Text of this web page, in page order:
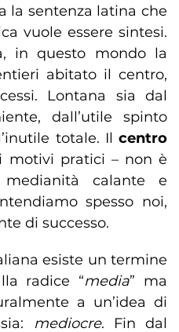
la sentenza latina che
vuole essere sintesi.
in questo mondo la
abitato il centro,
Lontana sia dal
dall’utile spinto
totale. Il centro
motivi pratici – non è
calante e
spesso noi,
di successo.
esiste un termine
radice “media” ma
a un’idea di
mediocre. Fin dal